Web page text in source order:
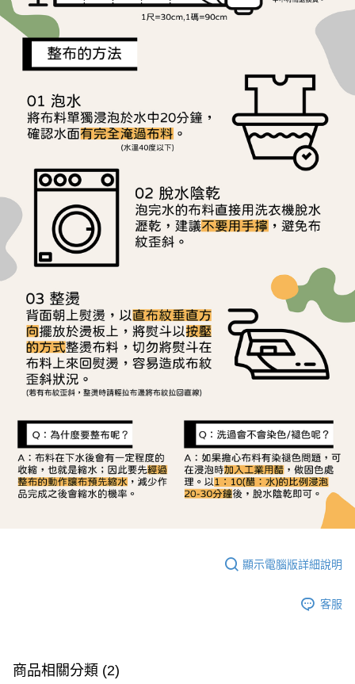
【注意事項】
１．透過由恩沛科技股份有限公司提供之「AFTEE先享後付」服務完成之交
易，需依本服務之必要範圍內提供個人資料，並將交易相關給付款項請求債
權轉讓予恩沛科技股份有限公司。
https://aftee.tw/terms/#terms3
３．未成年的使用者請事先徵得法定代理人或監護人之同意方可使用
「AFTEE先享後付」，若未經同意申辦者引起之損失，本公司不負相關責
任。
４．使用「AFTEE先享後付」時，將依據個別帳號之用戶狀況，依本公司即
時審查核予不同之上限額度；若仍有額度不足之情形，本公司將視審查結果
請求用戶進行身份認證。
５．嚴禁一人註冊多個帳號或使用他人資訊註冊。若發現惡意使用之情形，
恩沛科技股份有限公司將有權停止該用戶之使用額度並採取法律行動。
顯示電腦版詳細說明
客服
商品相關分類 (2)